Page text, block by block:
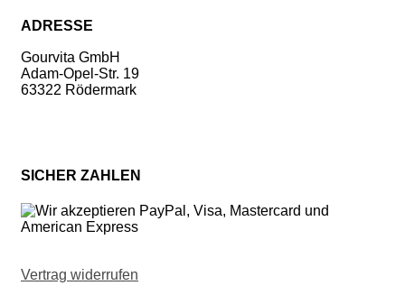
ADRESSE
Gourvita GmbH
Adam-Opel-Str. 19
63322 Rödermark
SICHER ZAHLEN
Vertrag widerrufen